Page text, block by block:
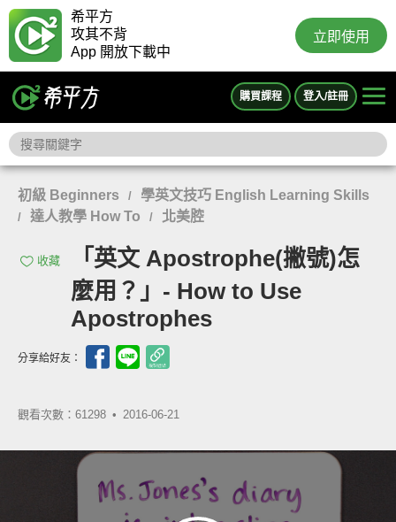
希平方
攻其不背
App 開放下載中
立即使用
購買課程 登入/註冊
初級 Beginners / 學英文技巧 English Learning Skills
/ 達人教學 How To / 北美腔
收藏
「英文 Apostrophe(撇號)怎
麼用？」- How to Use
Apostrophes
分享給好友：
觀看次數：61298 • 2016-06-21